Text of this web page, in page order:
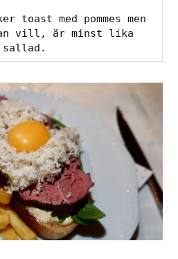
toast med pommes men
vill, är minst lika
sallad.